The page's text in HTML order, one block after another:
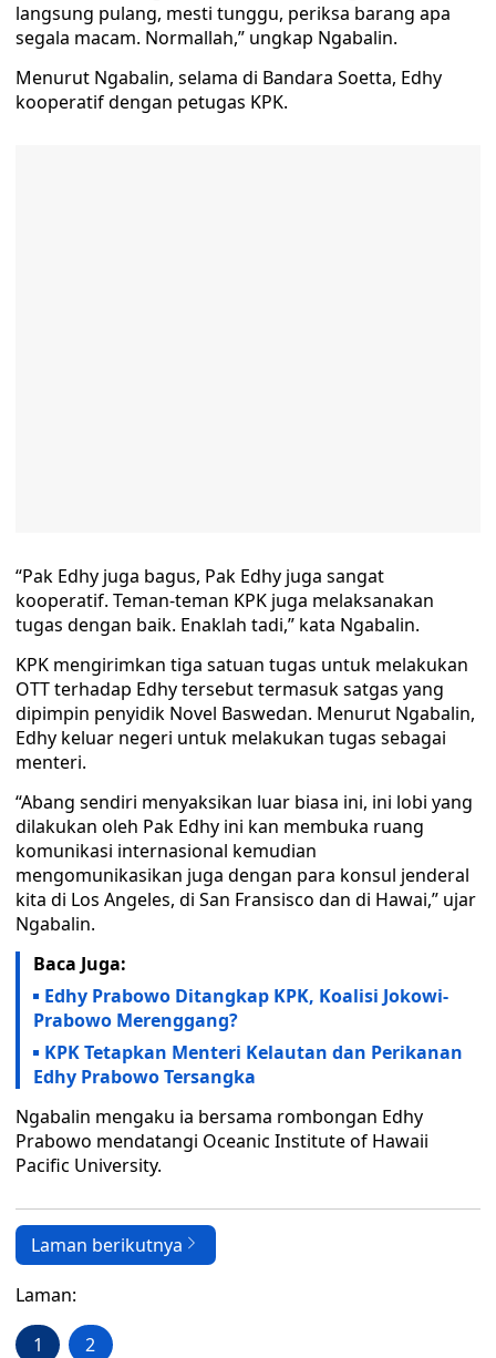
langsung pulang, mesti tunggu, periksa barang apa
segala macam. Normallah,” ungkap Ngabalin.
Menurut Ngabalin, selama di Bandara Soetta, Edhy
kooperatif dengan petugas KPK.
“Pak Edhy juga bagus, Pak Edhy juga sangat
kooperatif. Teman-teman KPK juga melaksanakan
tugas dengan baik. Enaklah tadi,” kata Ngabalin.
KPK mengirimkan tiga satuan tugas untuk melakukan
OTT terhadap Edhy tersebut termasuk satgas yang
dipimpin penyidik Novel Baswedan. Menurut Ngabalin,
Edhy keluar negeri untuk melakukan tugas sebagai
menteri.
“Abang sendiri menyaksikan luar biasa ini, ini lobi yang
dilakukan oleh Pak Edhy ini kan membuka ruang
komunikasi internasional kemudian
mengomunikasikan juga dengan para konsul jenderal
kita di Los Angeles, di San Fransisco dan di Hawai,” ujar
Ngabalin.
Baca Juga:
Edhy Prabowo Ditangkap KPK, Koalisi Jokowi-
Prabowo Merenggang?
KPK Tetapkan Menteri Kelautan dan Perikanan
Edhy Prabowo Tersangka
Ngabalin mengaku ia bersama rombongan Edhy
Prabowo mendatangi Oceanic Institute of Hawaii
Pacific University.
Laman berikutnya
Laman:
1 2